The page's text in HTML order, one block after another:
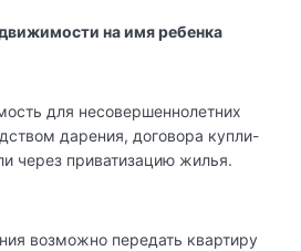
на имя ребенка
для несовершеннолетних
дарения, договора купли-
через приватизацию жилья.
возможно передать квартиру